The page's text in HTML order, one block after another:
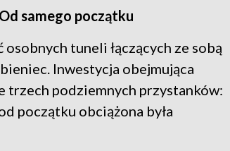
samego początku
tuneli łączących ze sobą
Inwestycja obejmująca
trzech podziemnych przystanków:
początku obciążona była